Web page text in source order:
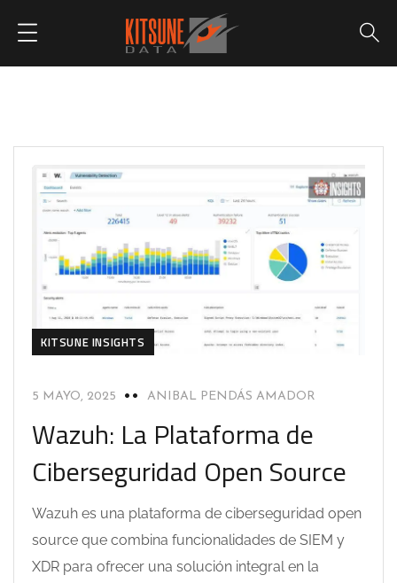
KITSUNE INSIGHTS
5 MAYO, 2025 ANIBAL PENDÁS AMADOR
Wazuh: La Plataforma de
Ciberseguridad Open Source
Wazuh es una plataforma de ciberseguridad open
source que combina funcionalidades de SIEM y
XDR para ofrecer una solución integral en la